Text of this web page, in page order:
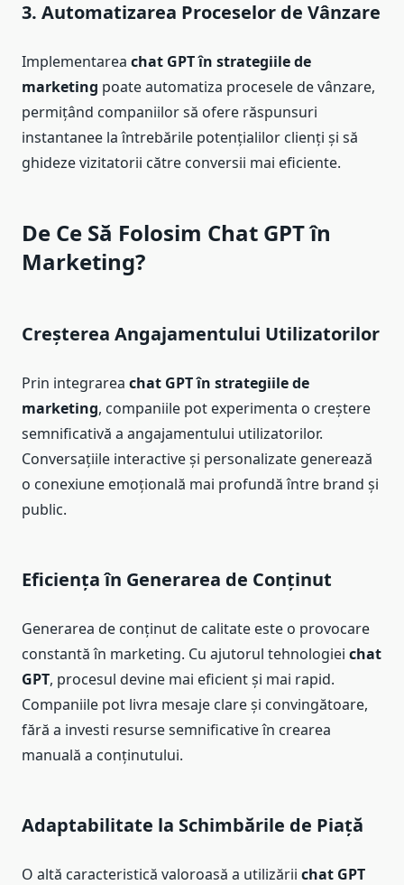
3. Automatizarea Proceselor de Vânzare
Implementarea chat GPT în strategiile de
marketing poate automatiza procesele de vânzare,
permițând companiilor să ofere răspunsuri
instantanee la întrebările potențialilor clienți și să
ghideze vizitatorii către conversii mai eficiente.
De Ce Să Folosim Chat GPT în
Marketing?
Creșterea Angajamentului Utilizatorilor
Prin integrarea chat GPT în strategiile de
marketing, companiile pot experimenta o creștere
semnificativă a angajamentului utilizatorilor.
Conversațiile interactive și personalizate generează
o conexiune emoțională mai profundă între brand și
public.
Eficiența în Generarea de Conținut
Generarea de conținut de calitate este o provocare
constantă în marketing. Cu ajutorul tehnologiei chat
GPT, procesul devine mai eficient și mai rapid.
Companiile pot livra mesaje clare și convingătoare,
fără a investi resurse semnificative în crearea
manuală a conținutului.
Adaptabilitate la Schimbările de Piață
O altă caracteristică valoroasă a utilizării chat GPT